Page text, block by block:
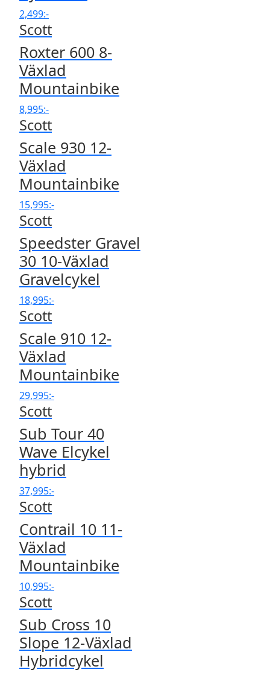
2,499:-
Scott
Roxter 600 8-
Växlad
Mountainbike
8,995:-
Scott
Scale 930 12-
Växlad
Mountainbike
15,995:-
Scott
Speedster Gravel
30 10-Växlad
Gravelcykel
18,995:-
Scott
Scale 910 12-
Växlad
Mountainbike
29,995:-
Scott
Sub Tour 40
Wave Elcykel
hybrid
37,995:-
Scott
Contrail 10 11-
Växlad
Mountainbike
10,995:-
Scott
Sub Cross 10
Slope 12-Växlad
Hybridcykel